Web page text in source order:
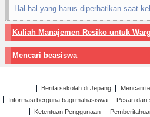
Hal-hal yang harus diperhatikan saat
Kuliah Manajemen Resiko untuk
Mencari beasiswa
Berita sekolah di Jepang
Mencari
Informasi berguna bagi mahasiswa
Pesan dari
Ketentuan Penggunaan